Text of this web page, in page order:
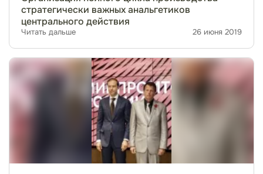
стратегически важных анальгетиков
центрального действия
Читать дальше 26 июня 2019